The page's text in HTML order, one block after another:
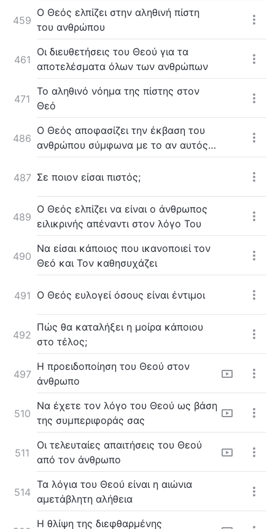
459
Ο Θεός ελπίζει στην αληθινή πίστη
του ανθρώπου
461
Oι διευθετήσεις του Θεού για τα
αποτελέσματα όλων των ανθρώπων
471
Το αληθινό νόημα της πίστης στον
Θεό
486
Ο Θεός αποφασίζει την έκβαση του
ανθρώπου σύμφωνα με το αν αυτός
κατέχει την αλήθεια
487 Σε ποιον είσαι πιστός;
489
O Θεός ελπίζει να είναι ο άνθρωπος
ειλικρινής απέναντι στον λόγο Του
490
Να είσαι κάποιος που ικανοποιεί τον
Θεό και Τον καθησυχάζει
491 Ο Θεός ευλογεί όσους είναι έντιμοι
492
Πώς θα καταλήξει η μοίρα κάποιου
στο τέλος;
497
Η προειδοποίηση του Θεού στον
άνθρωπο
510
Να έχετε τον λόγο του Θεού ως βάση
της συμπεριφοράς σας
511
Οι τελευταίες απαιτήσεις του Θεού
από τον άνθρωπο
514
Τα λόγια του Θεού είναι η αιώνια
αμετάβλητη αλήθεια
Η θλίψη της διεφθαρμένης